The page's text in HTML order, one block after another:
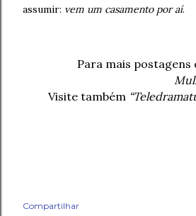
assumir: vem um casamento por aí.
Para mais postagens
Visite também
Compartilhar